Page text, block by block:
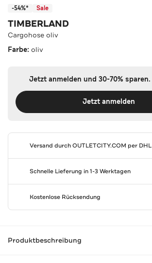
-54%* Sale
TIMBERLAND
Cargohose oliv
Farbe: oliv
Jetzt anmelden und 30-70% sparen.
Jetzt anmelden
Versand durchOUTLETCITY.COM per DHL
Schnelle Lieferung in 1-3 Werktagen
Kostenlose Rücksendung
Produktbeschreibung